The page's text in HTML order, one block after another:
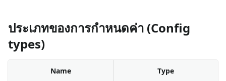
ประเภทของการกำหนดค่า (Config
types)
Name Type